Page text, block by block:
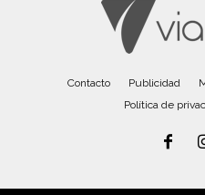
Contacto Publicidad
Política de